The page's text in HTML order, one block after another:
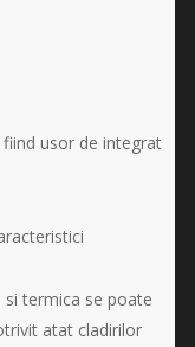
usor de integrat
termica se poate
atat cladirilor